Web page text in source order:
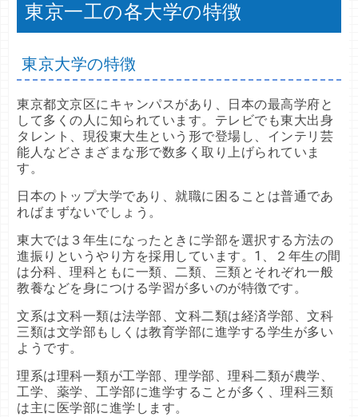
東京一工の各大学の特徴
東京大学の特徴
東京都文京区にキャンパスがあり、日本の最高学府と
して多くの人に知られています。テレビでも東大出身
タレント、現役東大生という形で登場し、インテリ芸
能人などさまざまな形で数多く取り上げられていま
す。
日本のトップ大学であり、就職に困ることは普通であ
ればまずないでしょう。
東大では３年生になったときに学部を選択する方法の
進振りというやり方を採用しています。1、２年生の間
は分科、理科ともに一類、二類、三類とそれぞれ一般
教養などを身につける学習が多いのが特徴です。
文系は文科一類は法学部、文科二類は経済学部、文科
三類は文学部もしくは教育学部に進学する学生が多い
ようです。
理系は理科一類が工学部、理学部、理科二類が農学、
工学、薬学、工学部に進学することが多く、理科三類
は主に医学部に進学します。